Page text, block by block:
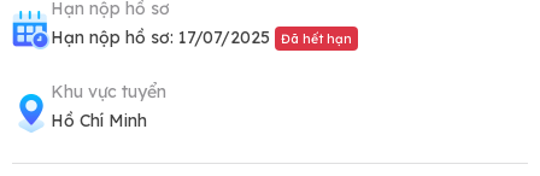
Hạn nộp hồ sơ
Hạn nộp hồ sơ: 17/07/2025
Đã hết hạn
Khu vực tuyển
Hồ Chí Minh